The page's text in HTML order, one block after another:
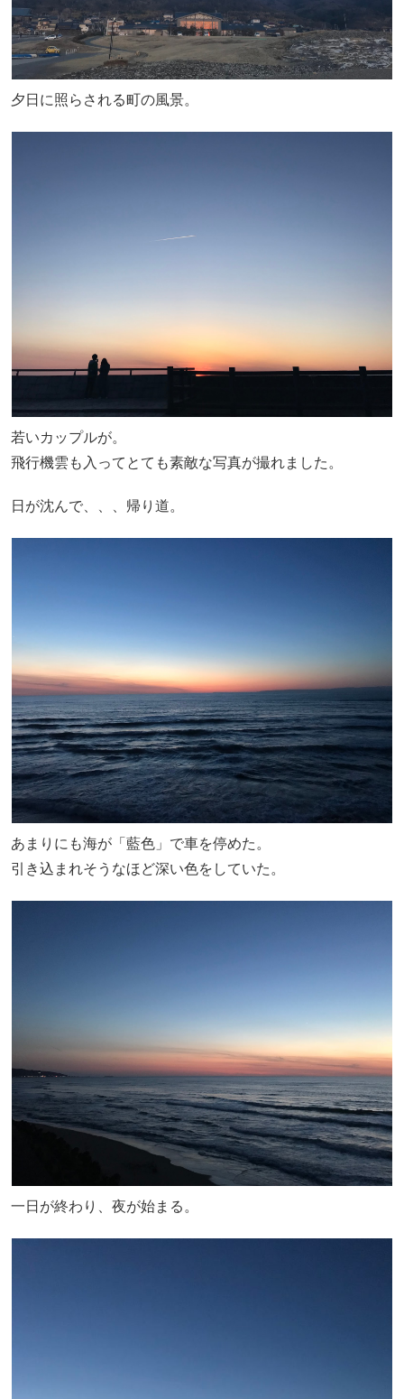
夕日に照らされる町の風景。
若いカップルが。
飛行機雲も入ってとても素敵な写真が撮れました。
日が沈んで、、、帰り道。
あまりにも海が「藍色」で車を停めた。
引き込まれそうなほど深い色をしていた。
一日が終わり、夜が始まる。